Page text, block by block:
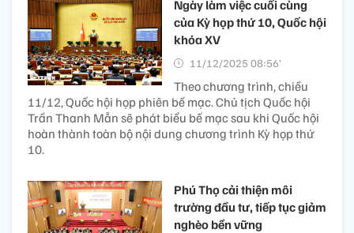
Ngày làm việc cuối cùng
của Kỳ họp thứ 10, Quốc hội
khóa XV
11/12/2025 08:56’
Theo chương trình, chiều
11/12, Quốc hội họp phiên bế mạc. Chủ tịch Quốc hội
Trần Thanh Mẫn sẽ phát biểu bế mạc sau khi Quốc hội
hoàn thành toàn bộ nội dung chương trình Kỳ họp thứ
10.
Phú Thọ cải thiện môi
trường đầu tư, tiếp tục giảm
nghèo bền vững